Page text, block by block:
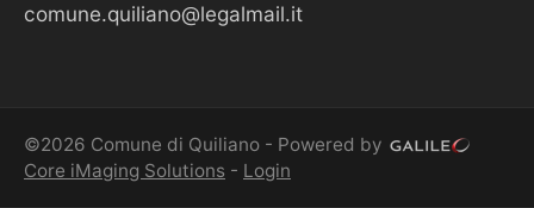
comune.quiliano@legalmail.it
©2026 Comune di Quiliano - Powered by
Core iMaging Solutions - Login